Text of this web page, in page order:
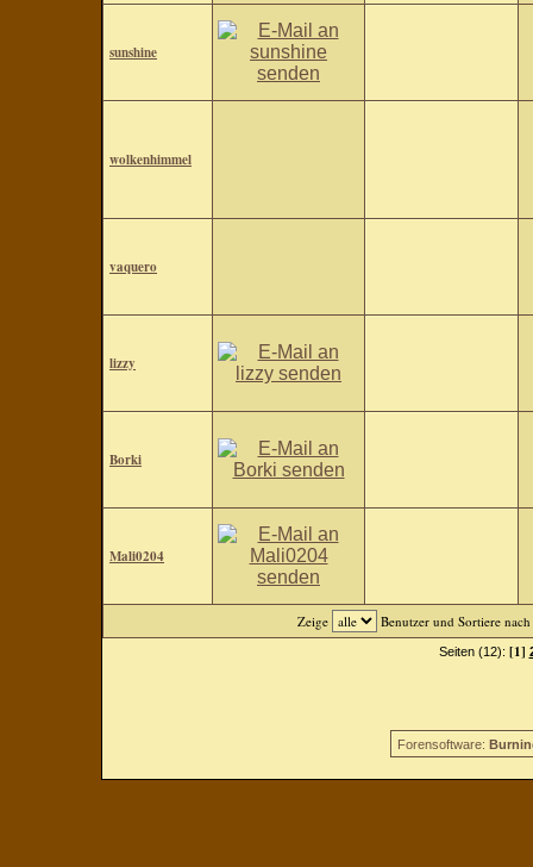
sunshine
wolkenhimmel
vaquero
lizzy
Borki
Mali0204
Zeige Benutzer und Sortiere nach
Seiten (12): [1]
Forensoftware: